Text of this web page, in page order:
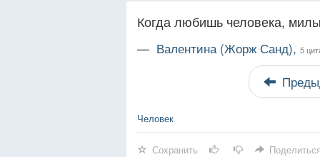
Когда любишь человека,
— Валентина (Жорж Санд), 5
Человек
Сохранить Поделиться